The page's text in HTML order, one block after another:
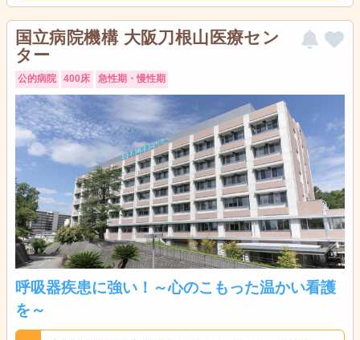
国立病院機構 大阪刀根山医療セン
ター
公的病院 400床 急性期・慢性期
呼吸器疾患に強い！～心のこもった温かい看護
を～